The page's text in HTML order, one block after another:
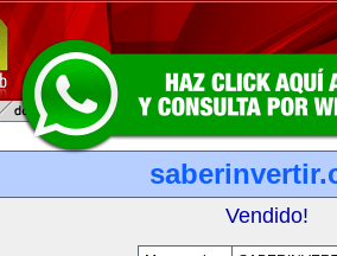
Vendido!